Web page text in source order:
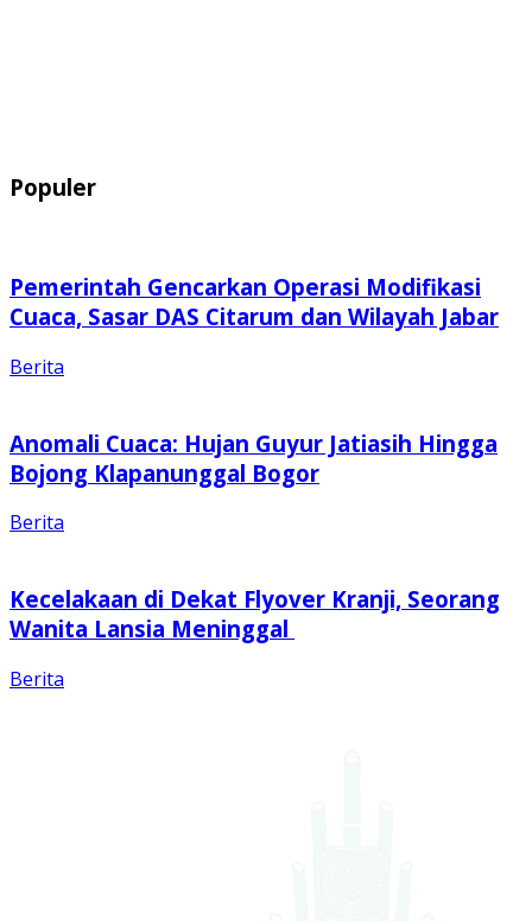
Populer
Pemerintah Gencarkan Operasi Modifikasi
Cuaca, Sasar DAS Citarum dan Wilayah Jabar
Berita
Anomali Cuaca: Hujan Guyur Jatiasih Hingga
Bojong Klapanunggal Bogor
Berita
Kecelakaan di Dekat Flyover Kranji, Seorang
Wanita Lansia Meninggal
Berita